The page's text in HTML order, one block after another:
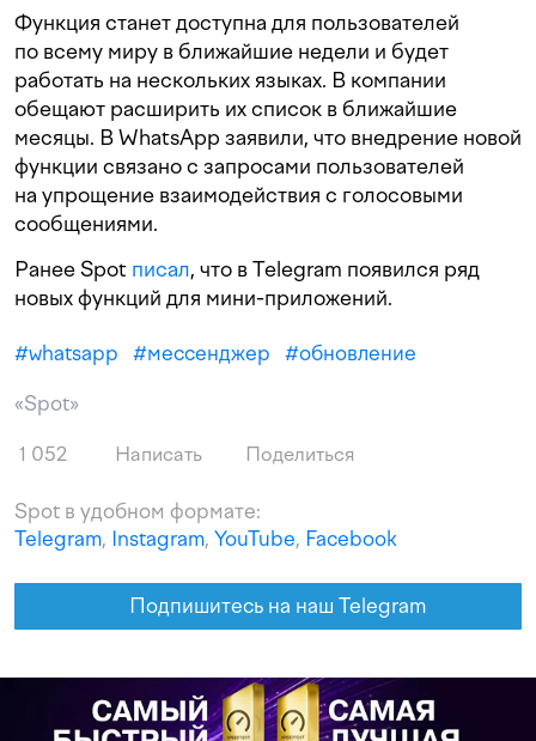
Функция станет доступна для пользователей
по всему миру в ближайшие недели и будет
работать на нескольких языках. В компании
обещают расширить их список в ближайшие
месяцы. В WhatsApp заявили, что внедрение новой
функции связано с запросами пользователей
на упрощение взаимодействия с голосовыми
сообщениями.
Ранее Spot писал, что в Telegram появился ряд
новых функций для мини-приложений.
#whatsapp #мессенджер #обновление
«Spot»
1 052 Написать Поделиться
Spot в удобном формате:
Telegram, Instagram, YouTube, Facebook
Подпишитесь на наш Telegram